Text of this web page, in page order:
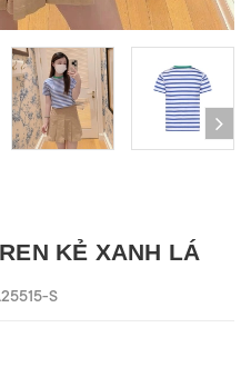
KẺ XANH LÁ
S